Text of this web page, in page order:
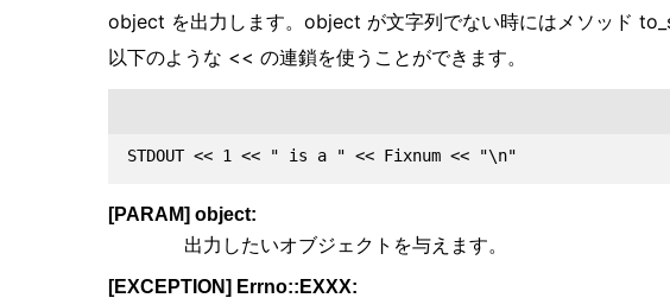
object を出力します。object が文字列でない時にはメソッド
以下のような << の連鎖を使うことができます。
[PARAM] object:
出力したいオブジェクトを与えます。
[EXCEPTION] Errno::EXXX: